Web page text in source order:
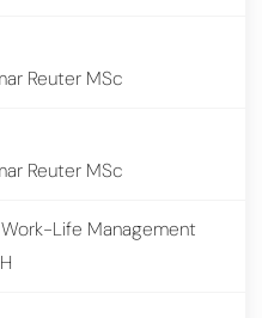
Reuter MSc
Reuter MSc
Work-Life Management